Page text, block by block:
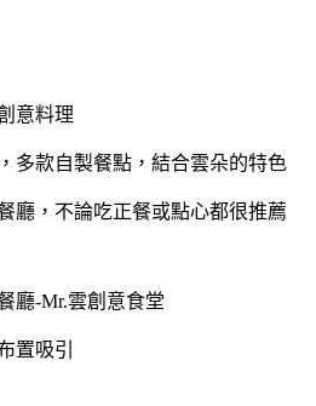
意料理
多款自製餐點，結合雲朵的特色
廳，不論吃正餐或點心都很推薦
廳-Mr.雲創意食堂
置吸引